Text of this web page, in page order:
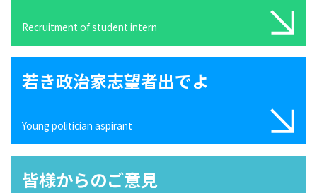
Recruitment of student intern
若き政治家志望者出でよ
Young politician aspirant
皆様からのご意見